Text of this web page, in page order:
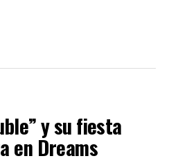
y su fiesta
en Dreams